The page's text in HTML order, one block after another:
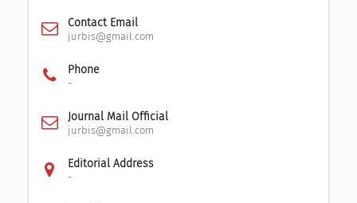
Contact Email
jurbis@gmail.com
Phone
-
Journal Mail Official
jurbis@gmail.com
Editorial Address
-